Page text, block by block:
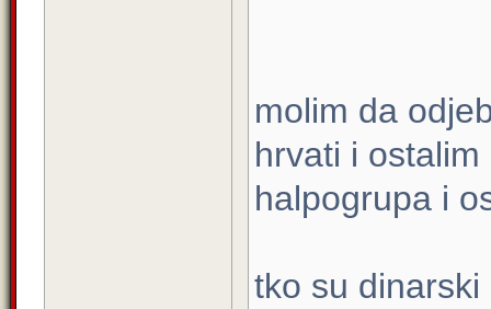
molim da
hrvati i
halpogrupa i
tko su